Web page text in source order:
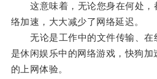
这意味着，无论您身在何处，
络加速，大大减少了网络延迟。
无论是工作中的文件传输、在
是休闲娱乐中的网络游戏，快狗
的上网体验。